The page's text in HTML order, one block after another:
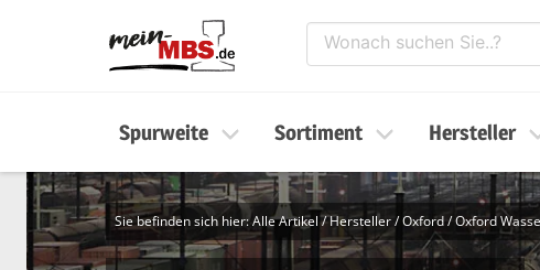
Spurweite Sortiment Hersteller
Sie befinden sich hier:Alle Artikel/Hersteller/Oxford/Oxford